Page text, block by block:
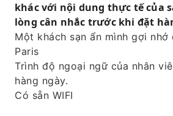
khác với nội dung thực tế của
lòng cân nhắc trước khi đặt
Một khách sạn ẩn mình gợi
Paris
Trình độ ngoại ngữ của nhân
hàng ngày.
Có sẵn WIFI